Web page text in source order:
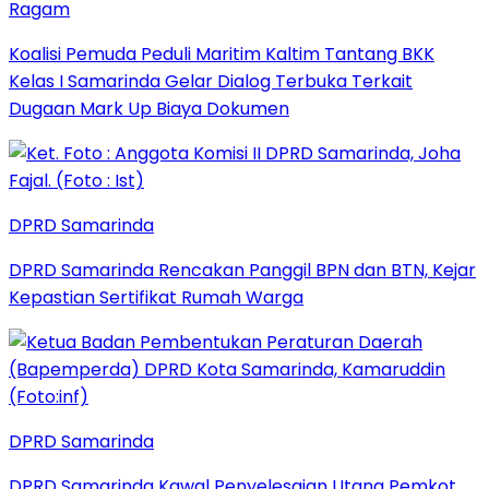
Ragam
Koalisi Pemuda Peduli Maritim Kaltim Tantang BKK
Kelas I Samarinda Gelar Dialog Terbuka Terkait
Dugaan Mark Up Biaya Dokumen
DPRD Samarinda
DPRD Samarinda Rencakan Panggil BPN dan BTN, Kejar
Kepastian Sertifikat Rumah Warga
DPRD Samarinda